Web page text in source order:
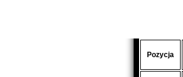
Pozycja